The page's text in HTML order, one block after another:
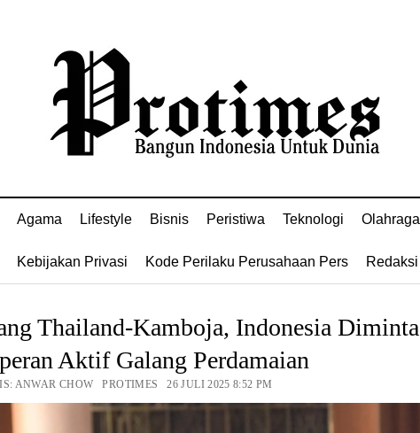
Agama Lifestyle Bisnis Peristiwa Teknologi Olahraga
Kebijakan Privasi Kode Perilaku Perusahaan Pers Redaksi
Thailand-Kamboja, Indonesia Diminta
Aktif Galang Perdamaian
ANWAR CHOW PROTIMES 26 JULI 2025 8:52 PM